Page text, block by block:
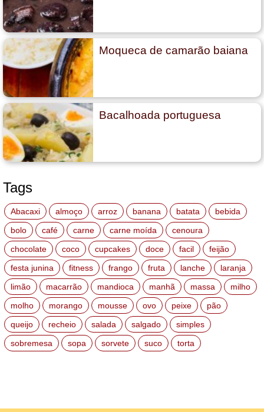
Moqueca de camarão baiana
Bacalhoada portuguesa
Tags
Abacaxi almoço arroz banana batata
bebida
bolo
café carne carne moída
cenoura
chocolate
coco cupcakes doce facil
feijão
festa junina
fitness frango fruta lanche
laranja
limão
macarrão mandioca manhã massa
milho
molho
morango mousse ovo peixe
pão
queijo
recheio salada salgado
simples
sobremesa
sopa sorvete suco torta